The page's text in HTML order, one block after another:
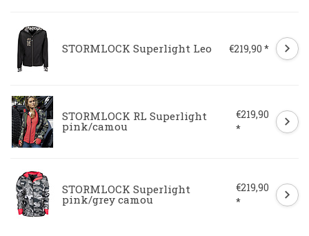
STORMLOCK Superlight Leo €219,90 *
STORMLOCK RL Superlight
pink/camou
€219,90
*
STORMLOCK Superlight
pink/grey camou
€219,90
*